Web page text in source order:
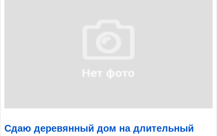
Сдаю деревянный дом на длительный